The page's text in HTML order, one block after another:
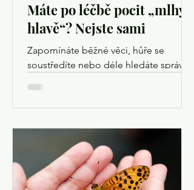
Máte po léčbě pocit „mlhy v
hlavě“? Nejste sami
Zapomínáte běžné věci, hůře se
soustředíte nebo déle hledáte správná
zkušeností lidí po onkologické léčbě.
Přesto o něm mnoho pacientů slyší až
odborníci dnes používají širší pojem
kognitivní poruchy související s
nádorovým onemocněním a jeho